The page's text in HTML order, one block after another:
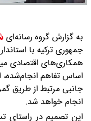
به گزارش گروه رسانه‌ای
جمهوری ترکیه با
همکاری‌های اقتصادی
اساس تفاهم انجام‌شده،
جانبی مرتبط از طریق
انجام خواهد شد.
این تصمیم در راستای